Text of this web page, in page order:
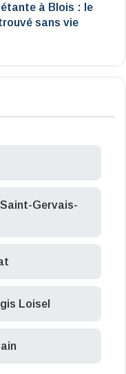
à Blois : le
sans vie
Gervais-
Loisel